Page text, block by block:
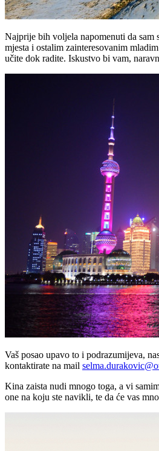
Najprije bih voljela napomenuti da sam
mjesta i ostalim zainteresovanim
učite dok radite. Iskustvo bi vam,
Vaš posao upavo to i podrazumijeva,
kontaktirate na mail
Kina zaista nudi mnogo toga, a vi
one na koju ste navikli, te da će vas